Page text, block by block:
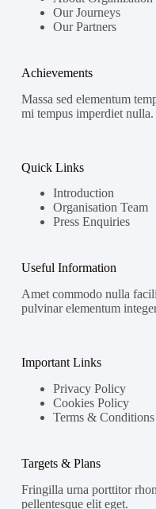
Our Journeys
Our Partners
Achievements
Massa sed elementum
mi tempus imperdiet nulla.
Quick Links
Introduction
Organisation Team
Press Enquiries
Useful Information
Amet commodo nulla
pulvinar elementum
Important Links
Privacy Policy
Cookies Policy
Terms & Conditions
Targets & Plans
Fringilla urna porttitor
pellentesque elit eget.